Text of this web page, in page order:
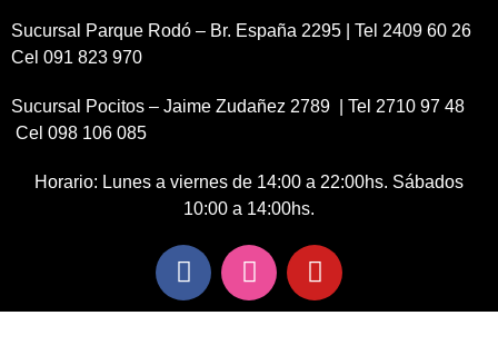
Sucursal Parque Rodó – Br. España 2295 | Tel 2409 60 26
Cel 091 823 970
Sucursal Pocitos – Jaime Zudañez 2789 | Tel 2710 97 48
Cel 098 106 085
Horario: Lunes a viernes de 14:00 a 22:00hs. Sábados
10:00 a 14:00hs.